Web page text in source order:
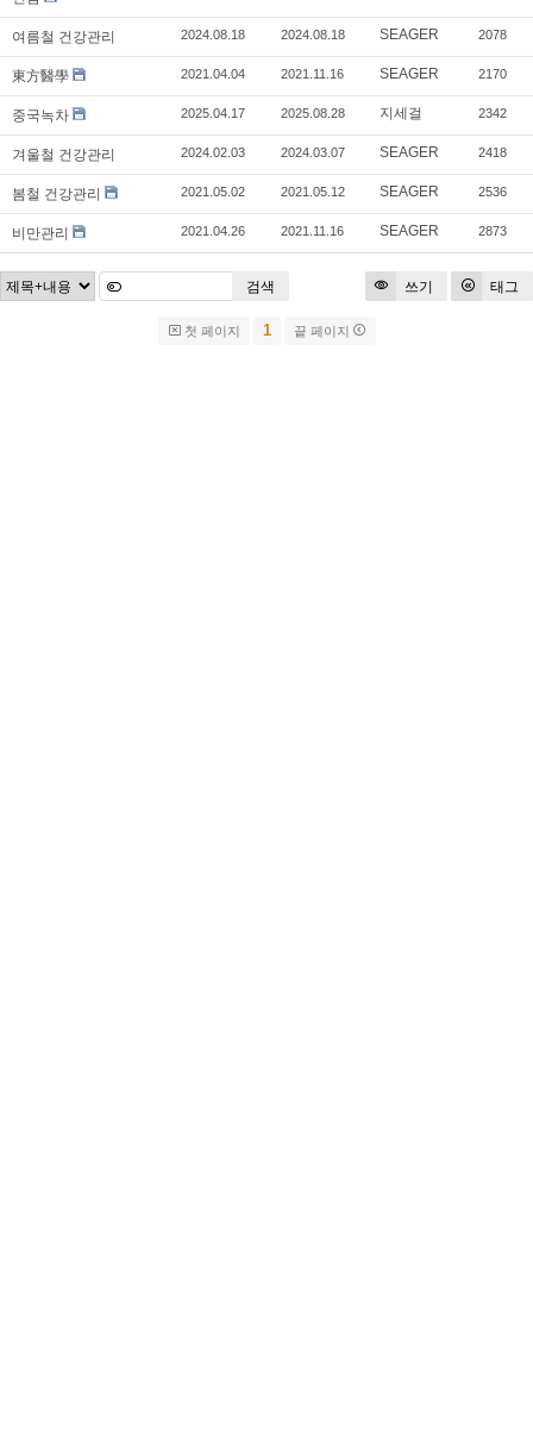
여름철 건강관리 2024.08.18 2024.08.18 SEAGER 2078
東方醫學 2021.04.04 2021.11.16 SEAGER 2170
중국녹차 2025.04.17 2025.08.28 지세걸 2342
겨울철 건강관리 2024.02.03 2024.03.07 SEAGER 2418
봄철 건강관리 2021.05.02 2021.05.12 SEAGER 2536
비만관리 2021.04.26 2021.11.16 SEAGER 2873
쓰기 태그
검색
첫 페이지 1 끝 페이지